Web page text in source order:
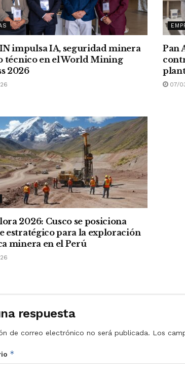
impulsa IA, seguridad minera
técnico en el World Mining
2026
Pan
07/
2026: Cusco se posiciona
estratégico para la exploración
minera en el Perú
respuesta
de correo electrónico no será publicada. Los
*